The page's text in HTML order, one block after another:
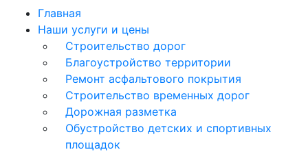
Главная
Наши услуги и цены
Строительство дорог
Благоустройство территории
Ремонт асфальтового покрытия
Строительство временных дорог
Дорожная разметка
Обустройство детских и спортивных
площадок